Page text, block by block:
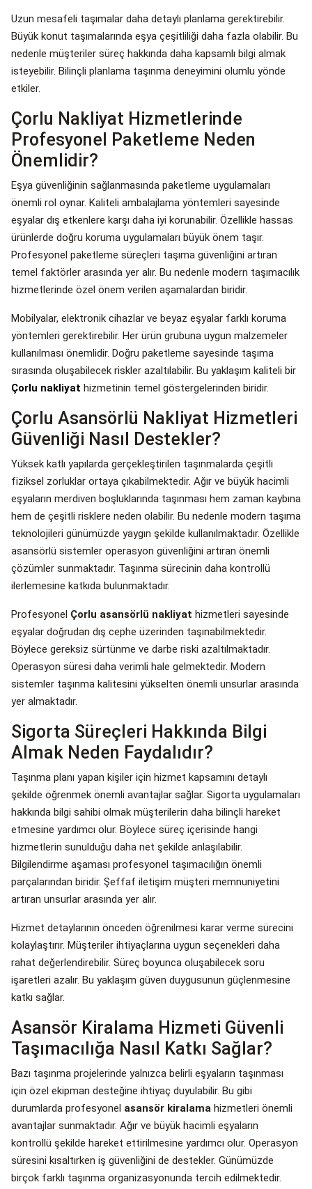
Uzun mesafeli taşımalar daha detaylı planlama gerektirebilir.
Büyük konut taşımalarında eşya çeşitliliği daha fazla olabilir. Bu
nedenle müşteriler süreç hakkında daha kapsamlı bilgi almak
isteyebilir. Bilinçli planlama taşınma deneyimini olumlu yönde
etkiler.
Çorlu Nakliyat Hizmetlerinde
Profesyonel Paketleme Neden
Önemlidir?
Eşya güvenliğinin sağlanmasında paketleme uygulamaları
önemli rol oynar. Kaliteli ambalajlama yöntemleri sayesinde
eşyalar dış etkenlere karşı daha iyi korunabilir. Özellikle hassas
ürünlerde doğru koruma uygulamaları büyük önem taşır.
Profesyonel paketleme süreçleri taşıma güvenliğini artıran
temel faktörler arasında yer alır. Bu nedenle modern taşımacılık
hizmetlerinde özel önem verilen aşamalardan biridir.
Mobilyalar, elektronik cihazlar ve beyaz eşyalar farklı koruma
yöntemleri gerektirebilir. Her ürün grubuna uygun malzemeler
kullanılması önemlidir. Doğru paketleme sayesinde taşıma
sırasında oluşabilecek riskler azaltılabilir. Bu yaklaşım kaliteli bir
Çorlu nakliyat hizmetinin temel göstergelerinden biridir.
Çorlu Asansörlü Nakliyat Hizmetleri
Güvenliği Nasıl Destekler?
Yüksek katlı yapılarda gerçekleştirilen taşınmalarda çeşitli
fiziksel zorluklar ortaya çıkabilmektedir. Ağır ve büyük hacimli
eşyaların merdiven boşluklarında taşınması hem zaman kaybına
hem de çeşitli risklere neden olabilir. Bu nedenle modern taşıma
teknolojileri günümüzde yaygın şekilde kullanılmaktadır. Özellikle
asansörlü sistemler operasyon güvenliğini artıran önemli
çözümler sunmaktadır. Taşınma sürecinin daha kontrollü
ilerlemesine katkıda bulunmaktadır.
Profesyonel Çorlu asansörlü nakliyat hizmetleri sayesinde
eşyalar doğrudan dış cephe üzerinden taşınabilmektedir.
Böylece gereksiz sürtünme ve darbe riski azaltılmaktadır.
Operasyon süresi daha verimli hale gelmektedir. Modern
sistemler taşınma kalitesini yükselten önemli unsurlar arasında
yer almaktadır.
Sigorta Süreçleri Hakkında Bilgi
Almak Neden Faydalıdır?
Taşınma planı yapan kişiler için hizmet kapsamını detaylı
şekilde öğrenmek önemli avantajlar sağlar. Sigorta uygulamaları
hakkında bilgi sahibi olmak müşterilerin daha bilinçli hareket
etmesine yardımcı olur. Böylece süreç içerisinde hangi
hizmetlerin sunulduğu daha net şekilde anlaşılabilir.
Bilgilendirme aşaması profesyonel taşımacılığın önemli
parçalarından biridir. Şeffaf iletişim müşteri memnuniyetini
artıran unsurlar arasında yer alır.
Hizmet detaylarının önceden öğrenilmesi karar verme sürecini
kolaylaştırır. Müşteriler ihtiyaçlarına uygun seçenekleri daha
rahat değerlendirebilir. Süreç boyunca oluşabilecek soru
işaretleri azalır. Bu yaklaşım güven duygusunun güçlenmesine
katkı sağlar.
Asansör Kiralama Hizmeti Güvenli
Taşımacılığa Nasıl Katkı Sağlar?
Bazı taşınma projelerinde yalnızca belirli eşyaların taşınması
için özel ekipman desteğine ihtiyaç duyulabilir. Bu gibi
durumlarda profesyonel asansör kiralama hizmetleri önemli
avantajlar sunmaktadır. Ağır ve büyük hacimli eşyaların
kontrollü şekilde hareket ettirilmesine yardımcı olur. Operasyon
süresini kısaltırken iş güvenliğini de destekler. Günümüzde
birçok farklı taşınma organizasyonunda tercih edilmektedir.